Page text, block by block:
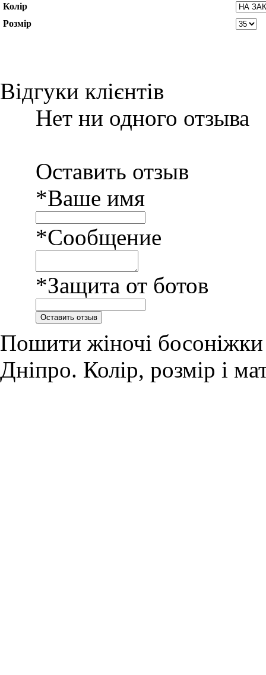
Колір
Розмір
Відгуки клієнтів
Нет ни одного отзыва
Оставить отзыв
*Ваше имя
*Сообщение
*Защита от ботов
Пошити жіночі босоніжки
Дніпро. Колір, розмір і